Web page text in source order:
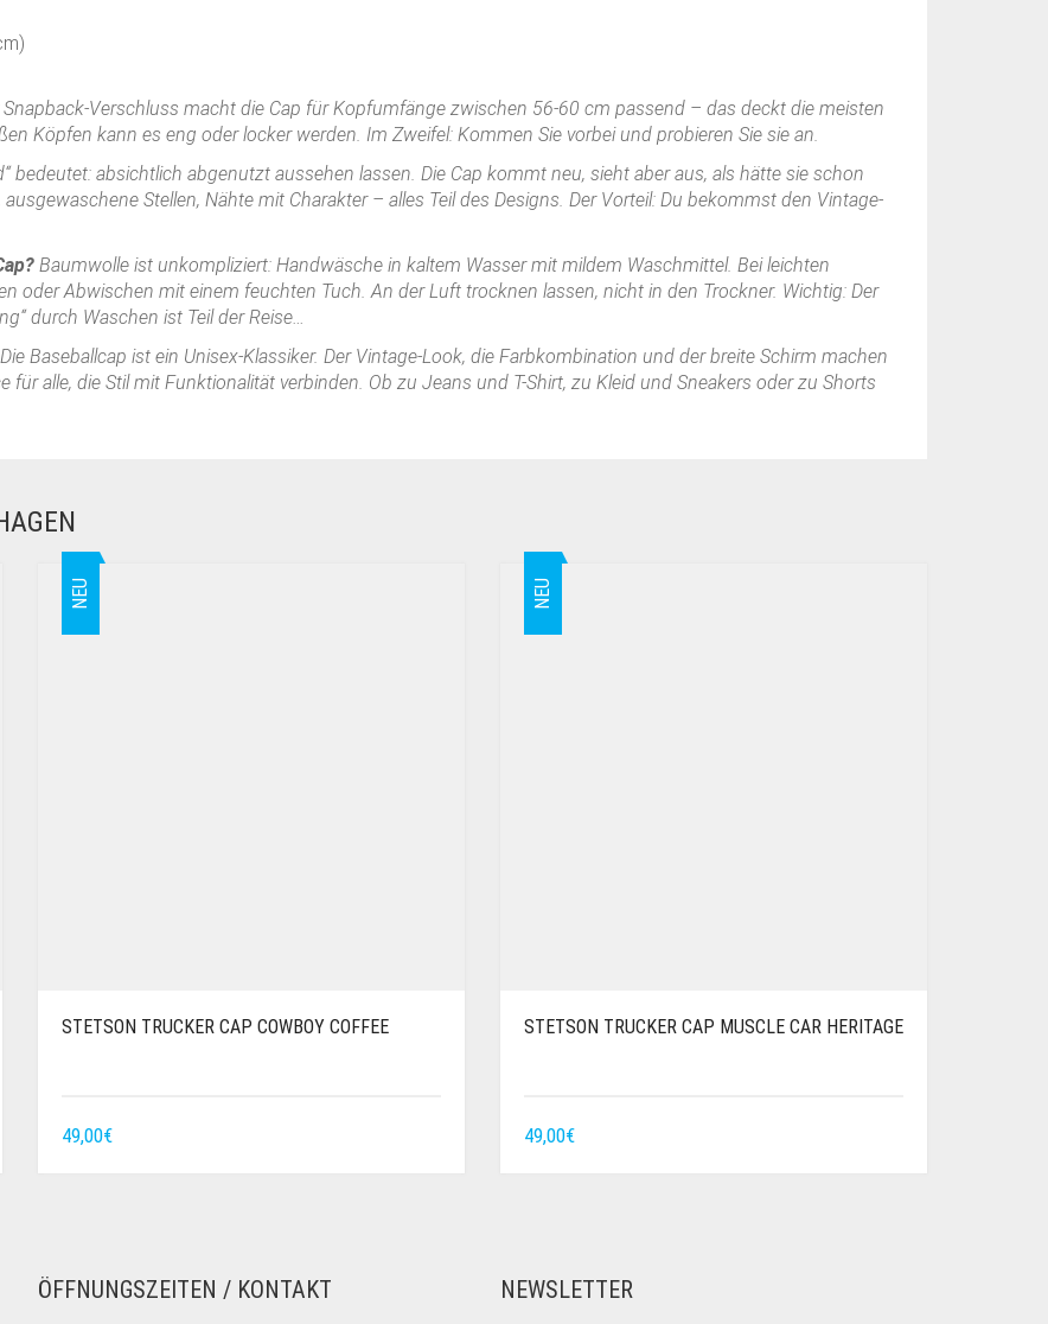
Snapback-Verschluss macht die Cap für Kopfumfänge zwischen 56-60 cm passend – das deckt die meisten
Köpfen kann es eng oder locker werden. Im Zweifel: Kommen Sie vorbei und probieren Sie sie an.
bedeutet: absichtlich abgenutzt aussehen lassen. Die Cap kommt neu, sieht aber aus, als hätte sie schon
Stellen, Nähte mit Charakter – alles Teil des Designs. Der Vorteil: Du bekommst den Vintage-
Baumwolle ist unkompliziert: Handwäsche in kaltem Wasser mit mildem Waschmittel. Bei leichten
oder Abwischen mit einem feuchten Tuch. An der Luft trocknen lassen, nicht in den Trockner. Wichtig: Der
durch Waschen ist Teil der Reise…
Baseballcap ist ein Unisex-Klassiker. Der Vintage-Look, die Farbkombination und der breite Schirm machen
für alle, die Stil mit Funktionalität verbinden. Ob zu Jeans und T-Shirt, zu Kleid und Sneakers oder zu Shorts
NEU
STETSON TRUCKER CAP COWBOY COFFEE
49,00€
NEU
STETSON TRUCKER CAP MUSCLE CAR HERITAGE
49,00€
ÖFFNUNGSZEITEN / KONTAKT NEWSLETTER